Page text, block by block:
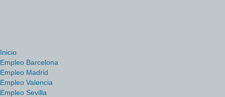
Inicio
Empleo Barcelona
Empleo Madrid
Empleo Valencia
Empleo Sevilla